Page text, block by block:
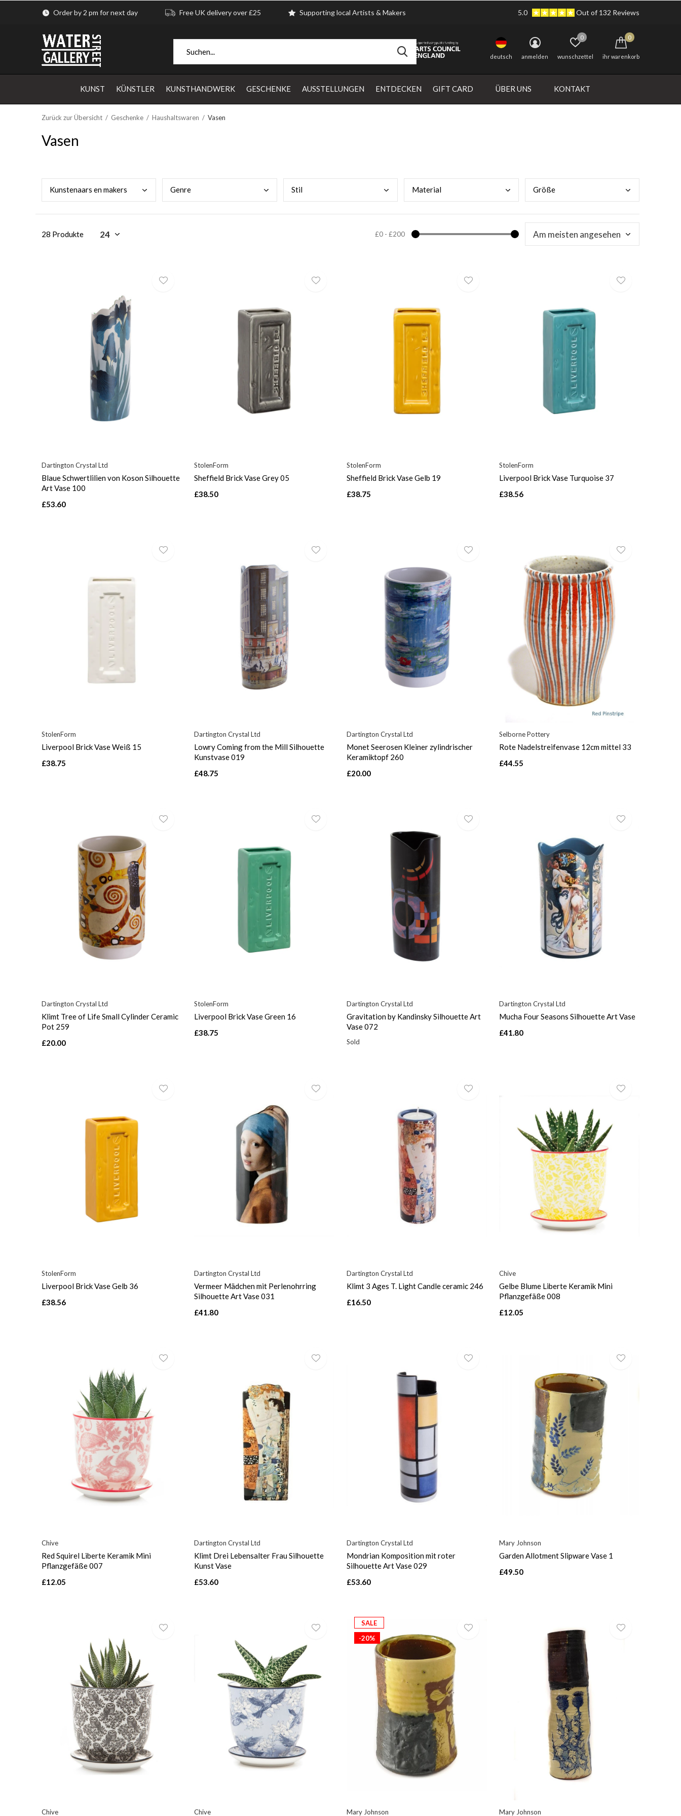
KUNST KÜNSTLER KUNSTHANDWERK GESCHENKE AUSSTELLUNGEN ENTDECKEN GIFT CARD ÜBER UNS KONTAKT
deutsch anmelden wunschzettel
0
ihr warenkorb
0
Order by 2 pm for next day Free UK delivery over £25 Supporting local Artists & Makers 5.0 Out of 132 Reviews
Zurück zur Übersicht Geschenke Haushaltswaren Vasen
Vasen
Kunstenaars en makers Genre Stil Material Größe
28 Produkte £0- £200
Dartington Crystal Ltd
Blaue Schwertlilien von Koson Silhouette
Art Vase 100
£53.60
StolenForm
Sheffield Brick Vase Grey 05
£38.50
StolenForm
Sheffield Brick Vase Gelb 19
£38.75
StolenForm
Liverpool Brick Vase Turquoise 37
£38.56
StolenForm
Liverpool Brick Vase Weiß 15
£38.75
Dartington Crystal Ltd
Lowry Coming from the Mill Silhouette
Kunstvase 019
£48.75
Dartington Crystal Ltd
Monet Seerosen Kleiner zylindrischer
Keramiktopf 260
£20.00
Selborne Pottery
Rote Nadelstreifenvase 12cm mittel 33
£44.55
Dartington Crystal Ltd
Klimt Tree of Life Small Cylinder Ceramic
Pot 259
£20.00
StolenForm
Liverpool Brick Vase Green 16
£38.75
Dartington Crystal Ltd
Gravitation by Kandinsky Silhouette Art
Vase 072
Sold
Dartington Crystal Ltd
Mucha Four Seasons Silhouette Art Vase
£41.80
StolenForm
Liverpool Brick Vase Gelb 36
£38.56
Dartington Crystal Ltd
Vermeer Mädchen mit Perlenohrring
Silhouette Art Vase 031
£41.80
Dartington Crystal Ltd
Klimt 3 Ages T. Light Candle ceramic 246
£16.50
Chive
Gelbe Blume Liberte Keramik Mini
Pflanzgefäße 008
£12.05
Chive
Red Squirel Liberte Keramik Mini
Pflanzgefäße 007
£12.05
Dartington Crystal Ltd
Klimt Drei Lebensalter Frau Silhouette
Kunst Vase
£53.60
Dartington Crystal Ltd
Mondrian Komposition mit roter
Silhouette Art Vase 029
£53.60
Mary Johnson
Garden Allotment Slipware Vase 1
£49.50
Chive Chive
SALE
-20%
Mary Johnson Mary Johnson